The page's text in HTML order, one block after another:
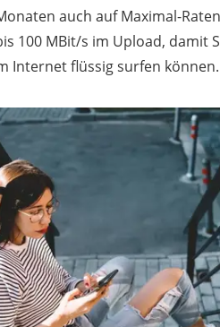
auch auf Maximal-
100 MBit/s im Upload, damit
Internet flüssig surfen können.